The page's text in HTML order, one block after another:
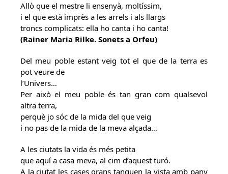
Allò que el mestre li ensenyà, moltíssim,
i el que està imprès a les arrels i als llargs
troncs complicats: ella ho canta i ho canta!
(Rainer Maria Rilke. Sonets a Orfeu)
Del meu poble estant veig tot el que de la terra es
pot veure de
l’Univers…
Per això el meu poble és tan gran com qualsevol
altra terra,
perquè jo sóc de la mida del que veig
i no pas de la mida de la meva alçada…
A les ciutats la vida és més petita
que aquí a casa meva, al cim d’aquest turó.
A la ciutat les cases grans tanquen la vista amb pany